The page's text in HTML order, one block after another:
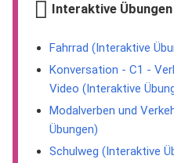
Interaktive
Fahrrad (Interaktive
Konversation - C1 -
Video (Interaktive
Modalverben und
Übungen)
Schulweg (Interaktive